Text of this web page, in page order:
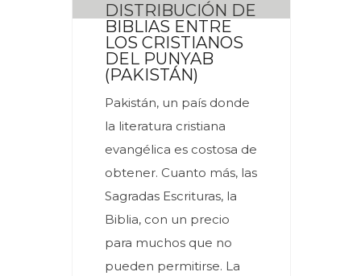
DISTRIBUCIÓN DE
BIBLIAS ENTRE
LOS CRISTIANOS
DEL PUNYAB
(PAKISTÁN)
Pakistán, un país donde
la literatura cristiana
evangélica es costosa de
obtener. Cuanto más, las
Sagradas Escrituras, la
Biblia, con un precio
para muchos que no
pueden permitirse. La